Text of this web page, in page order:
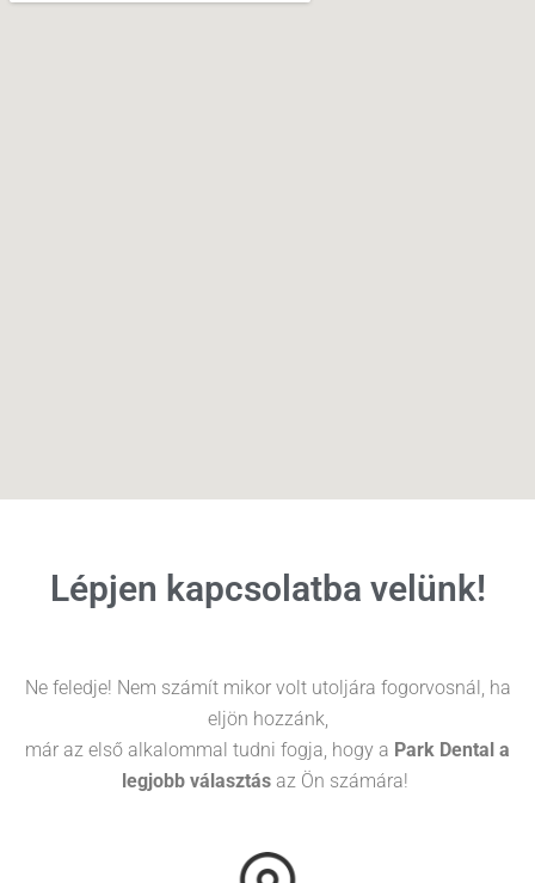
Lépjen kapcsolatba velünk!
Ne feledje! Nem számít mikor volt utoljára fogorvosnál, ha
eljön hozzánk,
már az első alkalommal tudni fogja, hogy a Park Dental a
legjobb választás az Ön számára!